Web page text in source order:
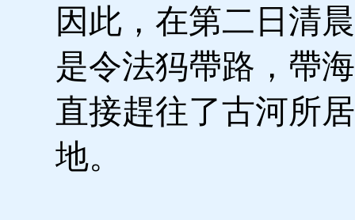
因此，在第二日清
是令法犸帶路，帶
直接趕往了古河所
地。